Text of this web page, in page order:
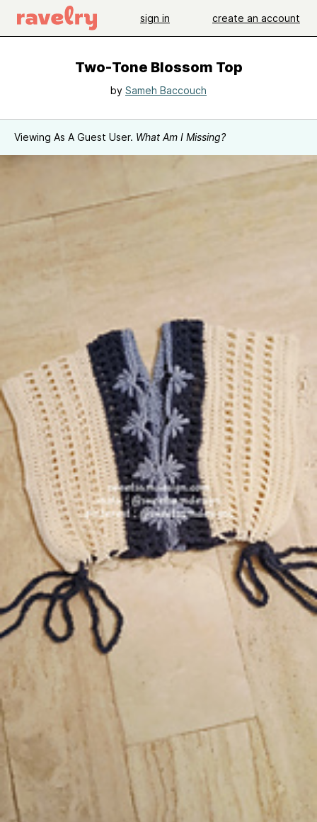
sign in create an account
Two-Tone Blossom Top
by Sameh Baccouch
Viewing As A Guest User. What Am I Missing?